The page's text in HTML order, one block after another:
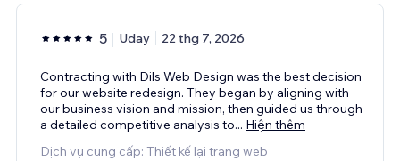
5 Uday 22 thg 7, 2026
Contracting with Dils Web Design was the best decision
for our website redesign. They began by aligning with
our business vision and mission, then guided us through
a detailed competitive analysis to... Hiện thêm
Dịch vụ cung cấp: Thiết kế lại trang web